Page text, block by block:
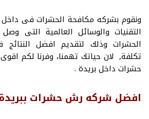
ونقوم بشركه مكافحة الحشرات فى داخل
التقنيات والوسائل العالمية التى
الحشرات وذلك لتقديم افضل
تكلفة, لان حياتك تهمنا، وفرنا لكم
حشرات داخل بريدة .
افضل شركه رش حشرات ببريدة